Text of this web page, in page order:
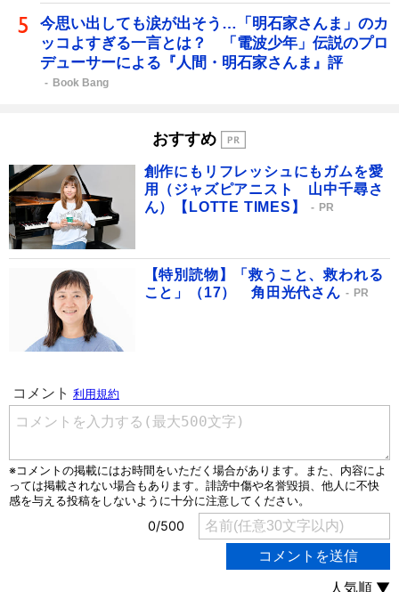
今思い出しても涙が出そう…「明石家さんま」のカ
ッコよすぎる一言とは？ 「電波少年」伝説のプロ
デューサーによる『人間・明石家さんま』評
Book Bang
おすすめ
創作にもリフレッシュにもガムを愛
用（ジャズピアニスト 山中千尋さ
ん）【LOTTE TIMES】
PR
【特別読物】「救うこと、救われる
こと」（17） 角田光代さん
PR